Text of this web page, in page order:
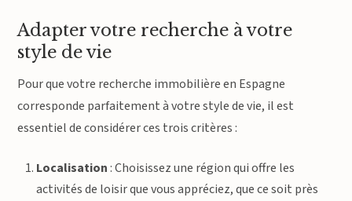
Adapter votre recherche à votre
style de vie
Pour que votre recherche immobilière en Espagne
corresponde parfaitement à votre style de vie, il est
essentiel de considérer ces trois critères :
Localisation : Choisissez une région qui offre les
activités de loisir que vous appréciez, que ce soit près